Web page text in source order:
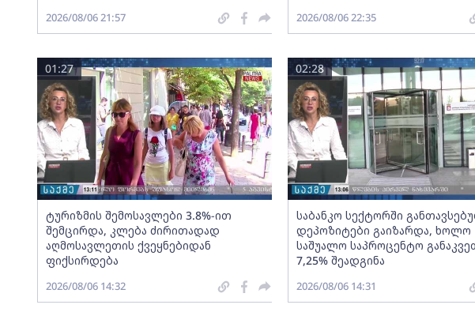
2026/08/06 21:57 2026/08/06 22:35
ტურიზმის შემოსავლები 3.8%-ით
შემცირდა, კლება ძირითადად
აღმოსავლეთის ქვეყნებიდან
ფიქსირდება
01:27
2026/08/06 14:32
საბანკო სექტორში
დეპოზიტები გაიზარდა, ხოლო
საშუალო საპროცენტო
7,25% შეადგინა
02:28
2026/08/06 14:31